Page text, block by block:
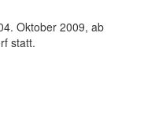
Oktober 2009, ab
statt.